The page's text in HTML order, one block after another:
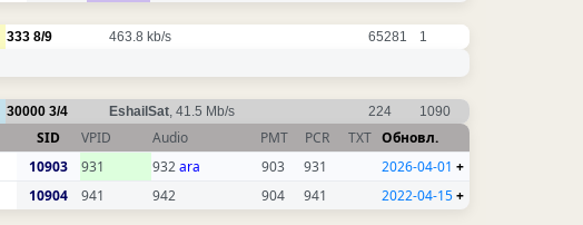
333 8/9 463.8 kb/s 65281 1
30000 3/4 EshailSat, 41.5 Mb/s 224 1090
SID VPID Audio PMT PCR TXT Обновл.
10903 931 932ara 903 931 2026-04-01 +
10904 941 942 904 941 2022-04-15+